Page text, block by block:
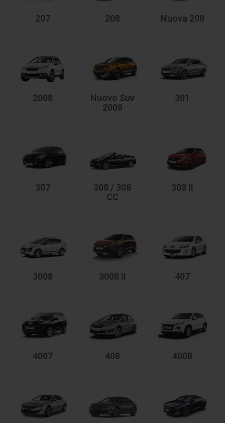
207 208 Nuova 208
2008
Nuovo Suv
2008
301
307
308 / 308
CC
308 II
3008 3008 II 407
4007 408 4008